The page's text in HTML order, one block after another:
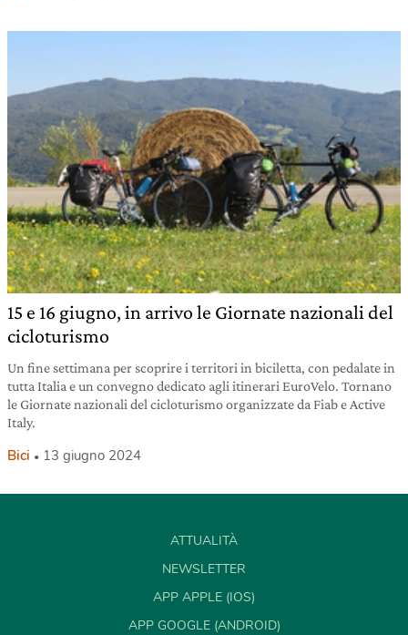
15 e 16 giugno, in arrivo le Giornate nazionali del
cicloturismo
Un fine settimana per scoprire i territori in biciletta, con pedalate in
tutta Italia e un convegno dedicato agli itinerari EuroVelo. Tornano
le Giornate nazionali del cicloturismo organizzate da Fiab e Active
Italy.
Bici 13 giugno 2024
ATTUALITÀ
NEWSLETTER
APP APPLE (IOS)
APP GOOGLE (ANDROID)